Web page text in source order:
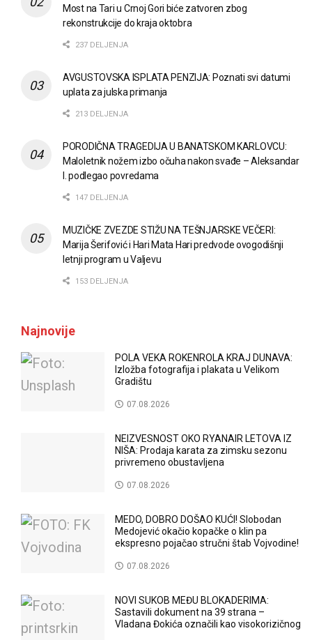
Most na Tari u Crnoj Gori biće zatvoren zbog
rekonstrukcije do kraja oktobra
237 DELJENJA
AVGUSTOVSKA ISPLATA PENZIJA: Poznati svi datumi
uplata za julska primanja
213 DELJENJA
PORODIČNA TRAGEDIJA U BANATSKOM KARLOVCU:
Maloletnik nožem izbo očuha nakon svađe – Aleksandar
I. podlegao povredama
147 DELJENJA
MUZIČKE ZVEZDE STIŽU NA TEŠNJARSKE VEČERI:
Marija Šerifović i Hari Mata Hari predvode ovogodišnji
letnji program u Valjevu
153 DELJENJA
Najnovije
POLA VEKA ROKENROLA KRAJ DUNAVA:
Izložba fotografija i plakata u Velikom
Gradištu
07.08.2026
NEIZVESNOST OKO RYANAIR LETOVA IZ
NIŠA: Prodaja karata za zimsku sezonu
privremeno obustavljena
07.08.2026
MEDO, DOBRO DOŠAO KUĆI! Slobodan
Medojević okačio kopačke o klin pa
ekspresno pojačao stručni štab Vojvodine!
07.08.2026
NOVI SUKOB MEĐU BLOKADERIMA:
Sastavili dokument na 39 strana –
Vladana Đokića označili kao visokorizičnog